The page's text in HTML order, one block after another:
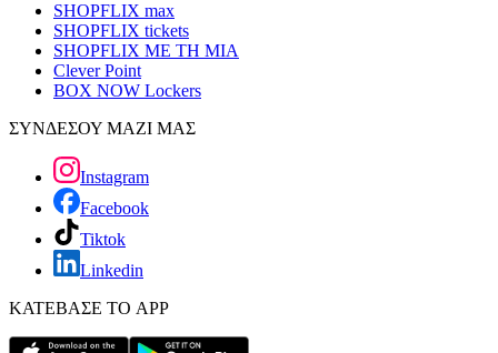
SHOPFLIX max
SHOPFLIX tickets
SHOPFLIX ΜΕ ΤΗ ΜΙΑ
Clever Point
BOX NOW Lockers
ΣΥΝΔΕΣΟΥ ΜΑΖΙ ΜΑΣ
Instagram
Facebook
Tiktok
Linkedin
ΚΑΤΕΒΑΣΕ ΤΟ APP